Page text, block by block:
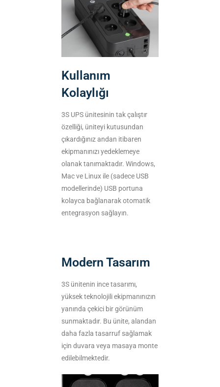
Kullanım
Kolaylığı
3S UPS ünitesinin tak çalıştır
özelliği, üniteyi kutusundan
çıkardığınız andan itibaren
ekipmanınızı yedeklemeye
olanak tanımaktadır. Windows,
Mac ve Linux ile (sadece USB
modellerinde) USB portuna
kolayca bağlanarak otomatik
entegrasyon sağlayın.
Modern Tasarım
3S ünitenin ince tasarımı,
yüksek teknolojili ekipmanınızın
yanında çekici bir görünüm
sunmaktadır. Bu ünite, alandan
daha fazla tasarruf sağlamak
için duvara veya masaya monte
edilebilmektedir.